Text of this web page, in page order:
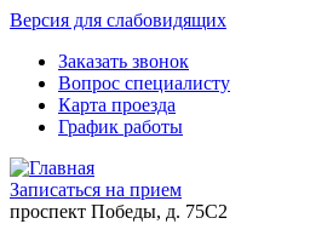
Версия для слабовидящих
Заказать звонок
Вопрос специалисту
Карта проезда
График работы
Записаться на прием
проспект Победы, д. 75C2